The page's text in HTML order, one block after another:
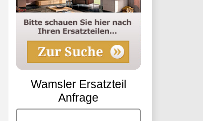
Wamsler Ersatzteil
Anfrage